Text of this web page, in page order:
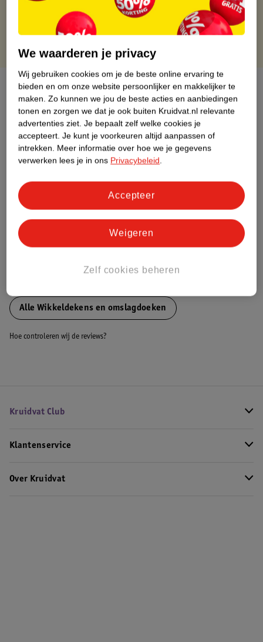
Gratis punten met je Kruidvat kaart
Over dit product
Productinformatie
Nature Impact Score
Dit product heeft (nog) geen Nature
Meer informatie
Bestel & Bezorginformatie
Alle Wikkeldekens en omslagdoeken
Hoe controleren wij de reviews?
Kruidvat Club
Klantenservice
Over Kruidvat
We waarderen je privacy
Wij gebruiken cookies om je de beste online ervaring te
bieden en om onze website persoonlijker en makkelijker te
maken. Zo kunnen we jou de beste acties en aanbiedingen
tonen en zorgen we dat je ook buiten Kruidvat.nl relevante
advertenties ziet. Je bepaalt zelf welke cookies je
accepteert. Je kunt je voorkeuren altijd aanpassen of
intrekken. Meer informatie over hoe we je gegevens
verwerken lees je in ons Privacybeleid.
Zelf cookies beheren
Weigeren
Accepteer